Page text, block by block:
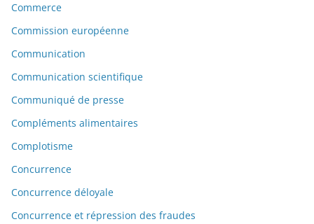
Commerce
Commission européenne
Communication
Communication scientifique
Communiqué de presse
Compléments alimentaires
Complotisme
Concurrence
Concurrence déloyale
Concurrence et répression des fraudes